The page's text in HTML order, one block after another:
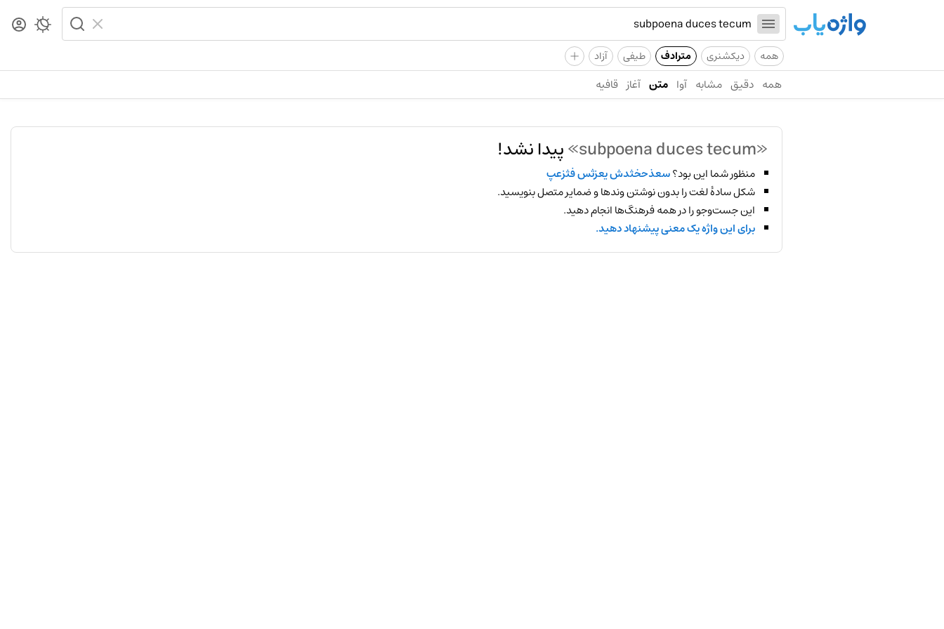
همه دیکشنری مترادف طیفی آزاد +
همه دقیق مشابه آوا متن آغاز قافیه
«subpoena duces tecum» پیدا نشد!
منظور شما این بود؟سعذحخثدش یعزثس فثزعپ
شکل سادهٔ لغت را بدون نوشتن وندها و ضمایر متصل بنویسید.
این جست‌وجو را در همه فرهنگ‌ها انجام دهید.
برای این واژه یک معنی پیشنهاد دهید.